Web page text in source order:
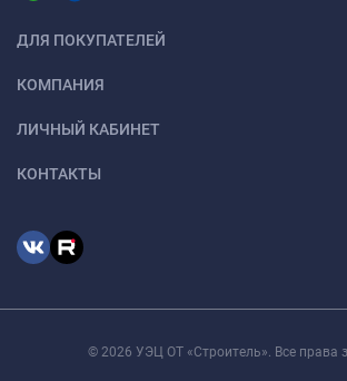
ДЛЯ ПОКУПАТЕЛЕЙ
КОМПАНИЯ
ЛИЧНЫЙ КАБИНЕТ
КОНТАКТЫ
© 2026 УЭЦ ОТ «Строитель». Все права